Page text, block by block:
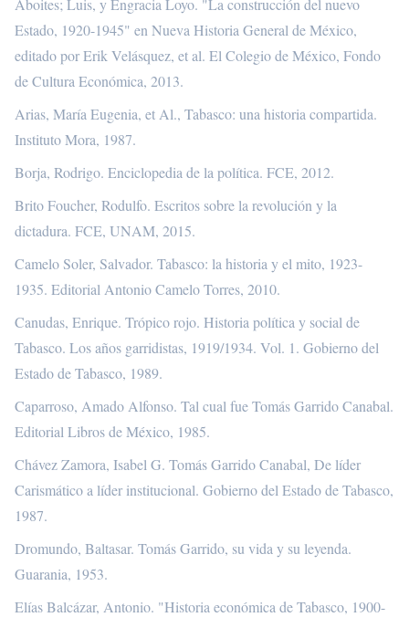
Aboites; Luis, y Engracia Loyo. "La construcción del nuevo
Estado, 1920-1945" en Nueva Historia General de México,
editado por Erik Velásquez, et al. El Colegio de México, Fondo
de Cultura Económica, 2013.
Arias, María Eugenia, et Al., Tabasco: una historia compartida.
Instituto Mora, 1987.
Borja, Rodrigo. Enciclopedia de la política. FCE, 2012.
Brito Foucher, Rodulfo. Escritos sobre la revolución y la
dictadura. FCE, UNAM, 2015.
Camelo Soler, Salvador. Tabasco: la historia y el mito, 1923-
1935. Editorial Antonio Camelo Torres, 2010.
Canudas, Enrique. Trópico rojo. Historia política y social de
Tabasco. Los años garridistas, 1919/1934. Vol. 1. Gobierno del
Estado de Tabasco, 1989.
Caparroso, Amado Alfonso. Tal cual fue Tomás Garrido Canabal.
Editorial Libros de México, 1985.
Chávez Zamora, Isabel G. Tomás Garrido Canabal, De líder
Carismático a líder institucional. Gobierno del Estado de Tabasco,
1987.
Dromundo, Baltasar. Tomás Garrido, su vida y su leyenda.
Guarania, 1953.
Elías Balcázar, Antonio. "Historia económica de Tabasco, 1900-